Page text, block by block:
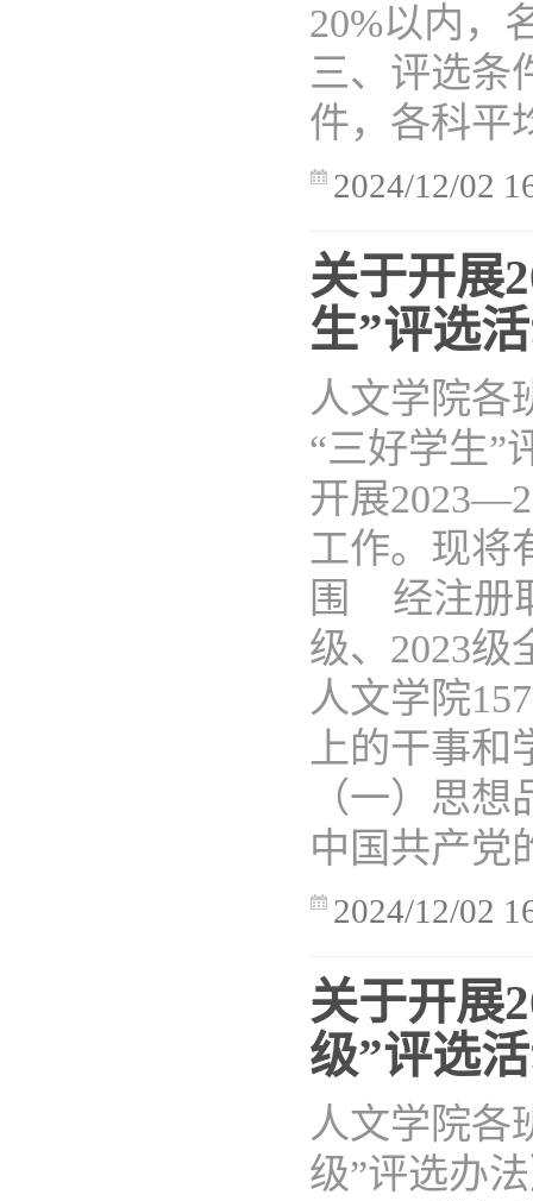
20%以内，
三、评选条
件，各科平
2024/12/02
关于开展
生”评选
人文学院
“三好学生”
开展
工作。现
围 经注册
级、2023
人文学院
上的干事
（一）思
中国共产党
2024/12/02
关于开展
级”评选
人文学院各
级”评选办